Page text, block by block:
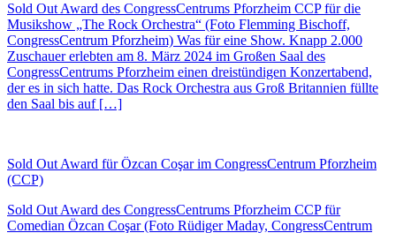
Sold Out Award des CongressCentrums Pforzheim CCP für die
Musikshow „The Rock Orchestra“ (Foto Flemming Bischoff,
CongressCentrum Pforzheim) Was für eine Show. Knapp 2.000
Zuschauer erlebten am 8. März 2024 im Großen Saal des
CongressCentrums Pforzheim einen dreistündigen Konzertabend,
der es in sich hatte. Das Rock Orchestra aus Groß Britannien füllte
den Saal bis auf […]
Sold Out Award für Özcan Coşar im CongressCentrum Pforzheim
(CCP)
Sold Out Award des CongressCentrums Pforzheim CCP für
Comedian Özcan Coşar (Foto Rüdiger Maday, CongressCentrum